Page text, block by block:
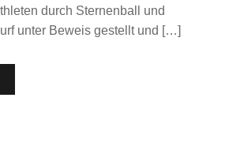
durch Sternenball und
unter Beweis gestellt und […]